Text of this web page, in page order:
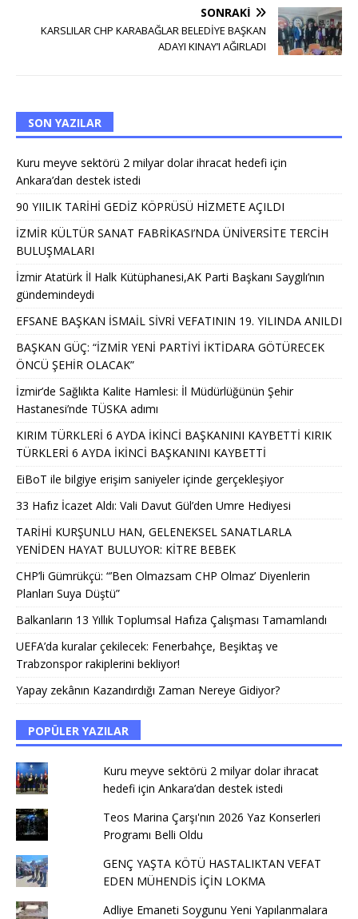
SONRAKI
KARSLILAR CHP KARABAĞLAR BELEDİYE BAŞKAN
ADAYI KINAY’I AĞIRLADI
SON YAZILAR
Kuru meyve sektörü 2 milyar dolar ihracat hedefi için
Ankara’dan destek istedi
90 YIILIK TARİHİ GEDİZ KÖPRÜSÜ HİZMETE AÇILDI
İZMİR KÜLTÜR SANAT FABRİKASI’NDA ÜNİVERSİTE TERCİH
BULUŞMALARI
İzmir Atatürk İl Halk Kütüphanesi,AK Parti Başkanı Saygılı’nın
gündemindeydi
EFSANE BAŞKAN İSMAİL SİVRİ VEFATININ 19. YILINDA ANILDI
BAŞKAN GÜÇ: “İZMİR YENİ PARTİYİ İKTİDARA GÖTÜRECEK
ÖNCÜ ŞEHİR OLACAK”
İzmir’de Sağlıkta Kalite Hamlesi: İl Müdürlüğünün Şehir
Hastanesi’nde TÜSKA adımı
KIRIM TÜRKLERİ 6 AYDA İKİNCİ BAŞKANINI KAYBETTİ KIRIK
TÜRKLERİ 6 AYDA İKİNCİ BAŞKANINI KAYBETTİ
EiBoT ile bilgiye erişim saniyeler içinde gerçekleşiyor
33 Hafız İcazet Aldı: Vali Davut Gül’den Umre Hediyesi
TARİHİ KURŞUNLU HAN, GELENEKSEL SANATLARLA
YENİDEN HAYAT BULUYOR: KİTRE BEBEK
CHP’li Gümrükçü: “’Ben Olmazsam CHP Olmaz’ Diyenlerin
Planları Suya Düştü”
Balkanların 13 Yıllık Toplumsal Hafıza Çalışması Tamamlandı
UEFA’da kuralar çekilecek: Fenerbahçe, Beşiktaş ve
Trabzonspor rakiplerini bekliyor!
Yapay zekânın Kazandırdığı Zaman Nereye Gidiyor?
POPÜLER YAZILAR
Kuru meyve sektörü 2 milyar dolar ihracat
hedefi için Ankara’dan destek istedi
Teos Marina Çarşı'nın 2026 Yaz Konserleri
Programı Belli Oldu
GENÇ YAŞTA KÖTÜ HASTALIKTAN VEFAT
EDEN MÜHENDİS İÇİN LOKMA
Adliye Emaneti Soygunu Yeni Yapılanmalara